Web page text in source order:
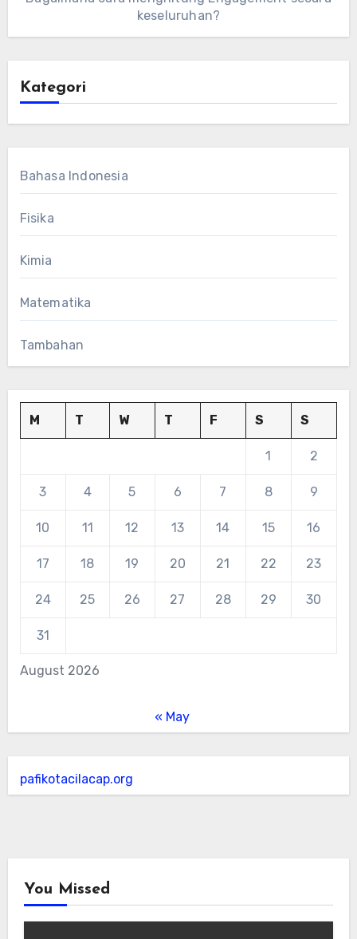
keseluruhan?
Kategori
Bahasa Indonesia
Fisika
Kimia
Matematika
Tambahan
August 2026
M T W T F S S
1 2
3 4 5 6 7 8 9
10 11 12 13 14 15 16
17 18 19 20 21 22 23
24 25 26 27 28 29 30
31
« May
pafikotacilacap.org
You Missed